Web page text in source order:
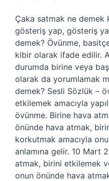
Çaka satmak ne demek
gösteriş yap, gösteriş
demek? Övünme,
kibir olarak ifade edilir.
durumda birine veya
olarak da yorumlamak
demek? Sesli Sözlük –
etkilemek amacıyla
övünme. Birine hava
önünde hava atmak,
korkutmak amacıyla
anlamına gelir. 10 Mart
atmak, birini etkilemek
onun önünde hava